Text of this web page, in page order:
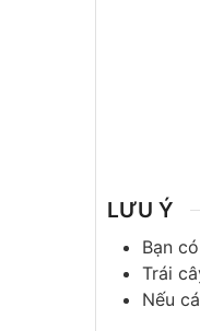
LƯU Ý
Bạn
Trái
Nếu